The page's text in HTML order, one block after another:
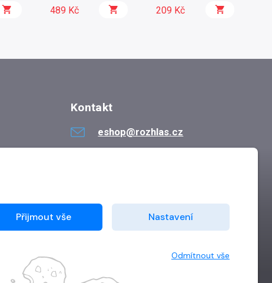
489 Kč 209 Kč
Kontakt
eshop@rozhlas.cz
Přijmout vše Nastavení
Odmítnout vše